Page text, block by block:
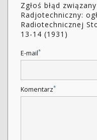
Zgłoś błąd
Radjotechniczny:
Radiotechnicznej
13-14 (1931)
E-mail*
Komentarz*